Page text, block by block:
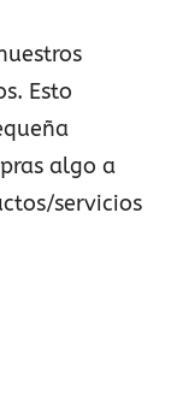
Esto
algo a
servicios